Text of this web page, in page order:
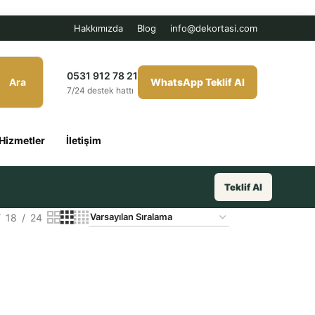
Hakkımızda Blog info@dekortasi.com
Ara
0531 912 78 21
7/24 destek hattı
WhatsApp Teklif Al
İletişim
Teklif Al
18 24